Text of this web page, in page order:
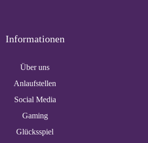
Informationen
Über uns
Anlaufstellen
Social Media
Gaming
Glücksspiel